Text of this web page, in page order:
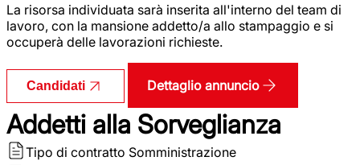
La risorsa individuata sarà inserita all'interno del team di
lavoro, con la mansione addetto/a allo stampaggio e si
occuperà delle lavorazioni richieste.
Candidati Dettaglio annuncio
Addetti alla Sorveglianza
Tipo di contratto Somministrazione